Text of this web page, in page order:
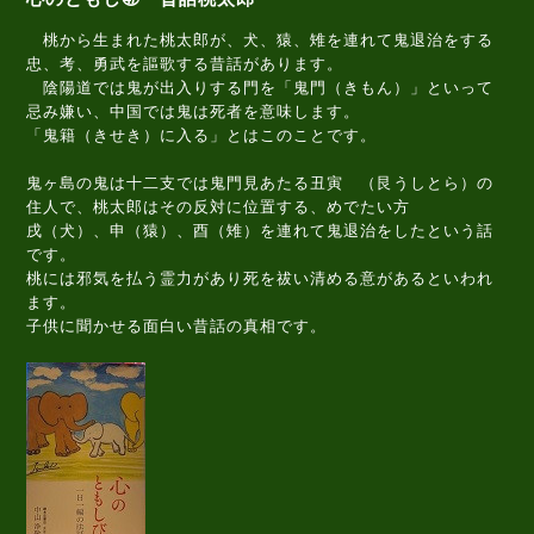
桃から生まれた桃太郎が、犬、猿、雉を連れて鬼退治をする
忠、考、勇武を謳歌する昔話があります。
陰陽道では鬼が出入りする門を「鬼門（きもん）」といって
忌み嫌い、中国では鬼は死者を意味します。
「鬼籍（きせき）に入る」とはこのことです。
鬼ヶ島の鬼は十二支では鬼門見あたる丑寅 （艮うしとら）の
住人で、桃太郎はその反対に位置する、めでたい方
戌（犬）、申（猿）、酉（雉）を連れて鬼退治をしたという話
です。
桃には邪気を払う霊力があり死を祓い清める意があるといわれ
ます。
子供に聞かせる面白い昔話の真相です。